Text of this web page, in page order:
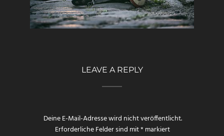
LEAVE A REPLY
Deine E-Mail-Adresse wird nicht veröffentlicht.
Erforderliche Felder sind mit*markiert